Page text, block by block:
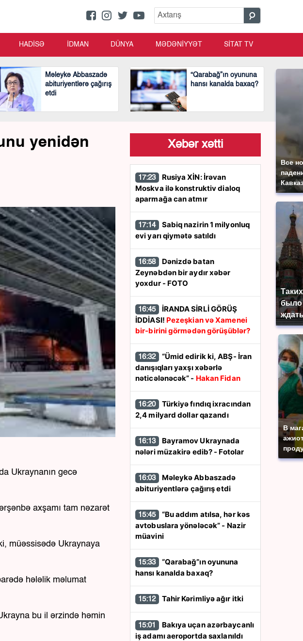
Все
было
В
HADİSƏ İDMAN DÜNYA MƏDƏNİYYƏT SİTAT TV
Məleykə Abbaszadə
abituriyentlərə çağırış
etdi
“Qarabağ”ın oyununa
hansı kanalda baxaq?
yenidən
Ukraynanın gecə
axşamı tam nəzarət
müəssisədə Ukraynaya
hələlik məlumat
bu il ərzində həmin
Xəbər xətti
17:23
Moskva ilə konstruktiv dialoq
aparmağa can atmır
17:14
evi yarı qiymətə satıldı
16:58
Zeynəbdən bir aydır xəbər
yoxdur - FOTO
16:45
İDDİASI! Pezeşkian və Xamenei
bir-birini görmədən görüşüblər?
16:32
danışıqları yaxşı xəbərlə
nəticələnəcək” - Hakan Fidan
16:20
2,4 milyard dollar qazandı
16:13
nələri müzakirə edib? - Fotolar
16:03
abituriyentlərə çağırış etdi
15:45
avtobuslara yönələcək” - Nazir
müavini
15:33
hansı kanalda baxaq?
15:12 Tahir Kərimliyə ağır itki
15:01
iş adamı aeroportda saxlanıldı